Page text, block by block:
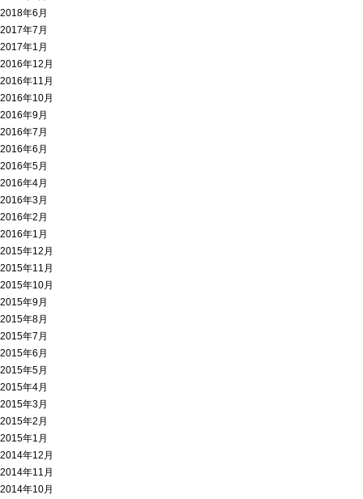
2018年6月
2017年7月
2017年1月
2016年12月
2016年11月
2016年10月
2016年9月
2016年7月
2016年6月
2016年5月
2016年4月
2016年3月
2016年2月
2016年1月
2015年12月
2015年11月
2015年10月
2015年9月
2015年8月
2015年7月
2015年6月
2015年5月
2015年4月
2015年3月
2015年2月
2015年1月
2014年12月
2014年11月
2014年10月